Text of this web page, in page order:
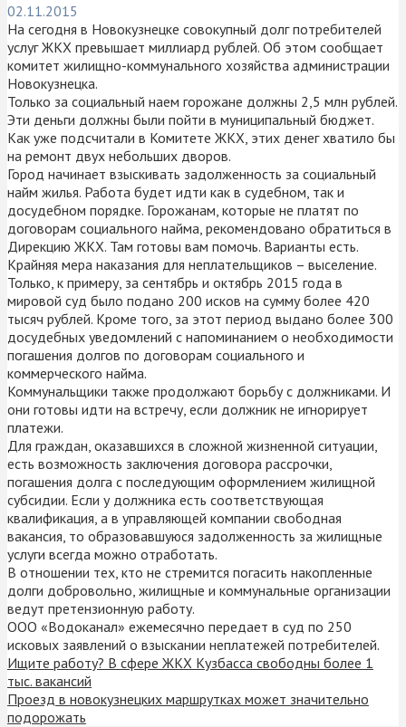
02.11.2015
На сегодня в Новокузнецке совокупный долг потребителей
услуг ЖКХ превышает миллиард рублей. Об этом сообщает
комитет жилищно-коммунального хозяйства администрации
Новокузнецка.
Только за социальный наем горожане должны 2,5 млн рублей.
Эти деньги должны были пойти в муниципальный бюджет.
Как уже подсчитали в Комитете ЖКХ, этих денег хватило бы
на ремонт двух небольших дворов.
Город начинает взыскивать задолженность за социальный
найм жилья. Работа будет идти как в судебном, так и
досудебном порядке. Горожанам, которые не платят по
договорам социального найма, рекомендовано обратиться в
Дирекцию ЖКХ. Там готовы вам помочь. Варианты есть.
Крайняя мера наказания для неплательщиков – выселение.
Только, к примеру, за сентябрь и октябрь 2015 года в
мировой суд было подано 200 исков на сумму более 420
тысяч рублей. Кроме того, за этот период выдано более 300
досудебных уведомлений с напоминанием о необходимости
погашения долгов по договорам социального и
коммерческого найма.
Коммунальщики также продолжают борьбу с должниками. И
они готовы идти на встречу, если должник не игнорирует
платежи.
Для граждан, оказавшихся в сложной жизненной ситуации,
есть возможность заключения договора рассрочки,
погашения долга с последующим оформлением жилищной
субсидии. Если у должника есть соответствующая
квалификация, а в управляющей компании свободная
вакансия, то образовавшуюся задолженность за жилищные
услуги всегда можно отработать.
В отношении тех, кто не стремится погасить накопленные
долги добровольно, жилищные и коммунальные организации
ведут претензионную работу.
ООО «Водоканал» ежемесячно передает в суд по 250
исковых заявлений о взыскании неплатежей потребителей.
Ищите работу? В сфере ЖКХ Кузбасса свободны более 1
тыс. вакансий
Проезд в новокузнецких маршрутках может значительно
подорожать